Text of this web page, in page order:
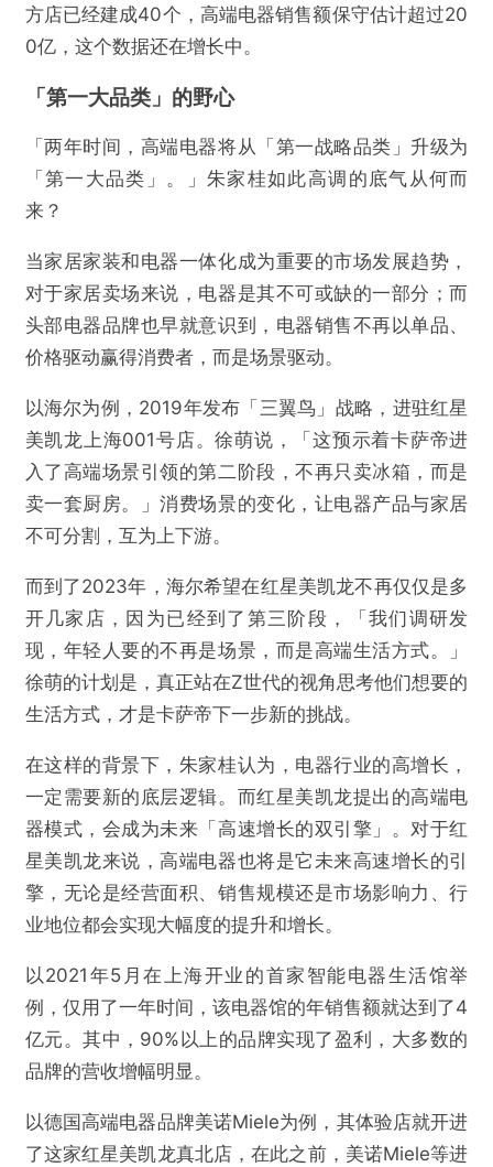
方店已经建成40个，高端电器销售额保守估计超过20
0亿，这个数据还在增长中。
「第一大品类」的野心
「两年时间，高端电器将从「第一战略品类」升级为
「第一大品类」。」朱家桂如此高调的底气从何而
来？
当家居家装和电器一体化成为重要的市场发展趋势，
对于家居卖场来说，电器是其不可或缺的一部分；而
头部电器品牌也早就意识到，电器销售不再以单品、
价格驱动赢得消费者，而是场景驱动。
以海尔为例，2019年发布「三翼鸟」战略，进驻红星
美凯龙上海001号店。徐萌说，「这预示着卡萨帝进
入了高端场景引领的第二阶段，不再只卖冰箱，而是
卖一套厨房。」消费场景的变化，让电器产品与家居
不可分割，互为上下游。
而到了2023年，海尔希望在红星美凯龙不再仅仅是多
开几家店，因为已经到了第三阶段，「我们调研发
现，年轻人要的不再是场景，而是高端生活方式。」
徐萌的计划是，真正站在Z世代的视角思考他们想要的
生活方式，才是卡萨帝下一步新的挑战。
在这样的背景下，朱家桂认为，电器行业的高增长，
一定需要新的底层逻辑。而红星美凯龙提出的高端电
器模式，会成为未来「高速增长的双引擎」。对于红
星美凯龙来说，高端电器也将是它未来高速增长的引
擎，无论是经营面积、销售规模还是市场影响力、行
业地位都会实现大幅度的提升和增长。
以2021年5月在上海开业的首家智能电器生活馆举
例，仅用了一年时间，该电器馆的年销售额就达到了4
亿元。其中，90%以上的品牌实现了盈利，大多数的
品牌的营收增幅明显。
以德国高端电器品牌美诺Miele为例，其体验店就开进
了这家红星美凯龙真北店，在此之前，美诺Miele等进